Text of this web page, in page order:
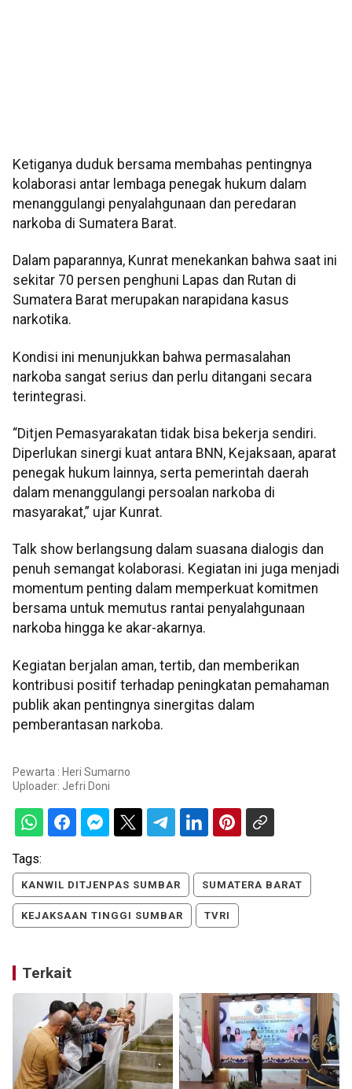
Ketiganya duduk bersama membahas pentingnya
kolaborasi antar lembaga penegak hukum dalam
menanggulangi penyalahgunaan dan peredaran
narkoba di Sumatera Barat.
Dalam paparannya, Kunrat menekankan bahwa saat ini
sekitar 70 persen penghuni Lapas dan Rutan di
Sumatera Barat merupakan narapidana kasus
narkotika.
Kondisi ini menunjukkan bahwa permasalahan
narkoba sangat serius dan perlu ditangani secara
terintegrasi.
“Ditjen Pemasyarakatan tidak bisa bekerja sendiri.
Diperlukan sinergi kuat antara BNN, Kejaksaan, aparat
penegak hukum lainnya, serta pemerintah daerah
dalam menanggulangi persoalan narkoba di
masyarakat,” ujar Kunrat.
Talk show berlangsung dalam suasana dialogis dan
penuh semangat kolaborasi. Kegiatan ini juga menjadi
momentum penting dalam memperkuat komitmen
bersama untuk memutus rantai penyalahgunaan
narkoba hingga ke akar-akarnya.
Kegiatan berjalan aman, tertib, dan memberikan
kontribusi positif terhadap peningkatan pemahaman
publik akan pentingnya sinergitas dalam
pemberantasan narkoba.
Pewarta : Heri Sumarno
Uploader: Jefri Doni
Tags:
KANWIL DITJENPAS SUMBAR SUMATERA BARAT
KEJAKSAAN TINGGI SUMBAR TVRI
Terkait